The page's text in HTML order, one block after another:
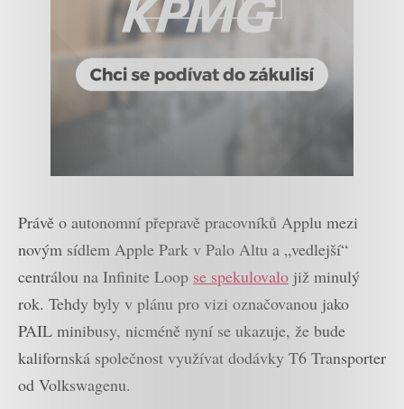
Právě o autonomní přepravě pracovníků Applu mezi
novým sídlem Apple Park v Palo Altu a „vedlejší“
centrálou na Infinite Loop se spekulovalo již minulý
rok. Tehdy byly v plánu pro vizi označovanou jako
PAIL minibusy, nicméně nyní se ukazuje, že bude
kalifornská společnost využívat dodávky T6 Transporter
od Volkswagenu.